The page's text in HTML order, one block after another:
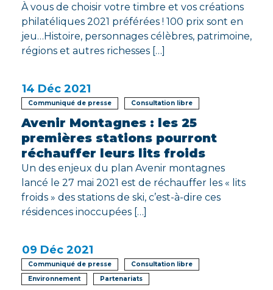
À vous de choisir votre timbre et vos créations
philatéliques 2021 préférées ! 100 prix sont en
jeu…Histoire, personnages célèbres, patrimoine,
régions et autres richesses […]
14 Déc 2021
Communiqué de presse Consultation libre
Avenir Montagnes : les 25
premières stations pourront
réchauffer leurs lits froids
Un des enjeux du plan Avenir montagnes
lancé le 27 mai 2021 est de réchauffer les « lits
froids » des stations de ski, c’est-à-dire ces
résidences inoccupées […]
09 Déc 2021
Communiqué de presse
Consultation libre
Environnement
Partenariats